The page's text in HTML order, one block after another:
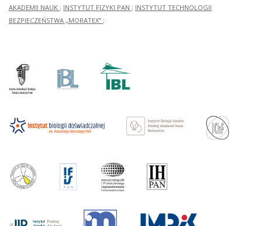
AKADEMII NAUK ; INSTYTUT FIZYKI PAN ; INSTYTUT TECHNOLOGII
BEZPIECZEŃSTWA „MORATEX” ;